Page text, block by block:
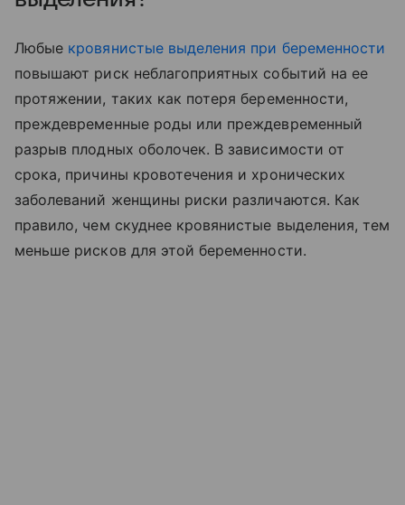
Любые кровянистые выделения при беременности
повышают риск неблагоприятных событий на ее
протяжении, таких как потеря беременности,
преждевременные роды или преждевременный
разрыв плодных оболочек. В зависимости от
срока, причины кровотечения и хронических
заболеваний женщины риски различаются. Как
правило, чем скуднее кровянистые выделения, тем
меньше рисков для этой беременности.